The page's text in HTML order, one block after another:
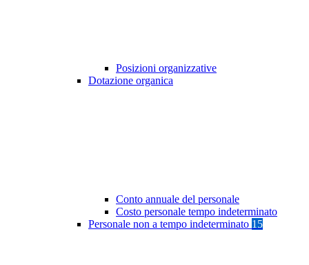
Posizioni organizzative
Dotazione organica
Conto annuale del personale
Costo personale tempo indeterminato
Personale non a tempo indeterminato 15